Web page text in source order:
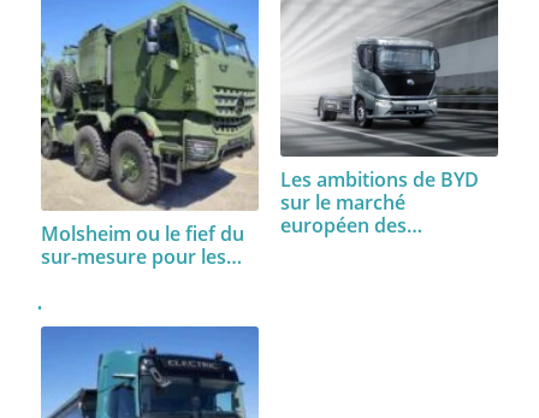
Molsheim ou le fief du
sur-mesure pour les…
Les ambitions de BYD
sur le marché
européen des…